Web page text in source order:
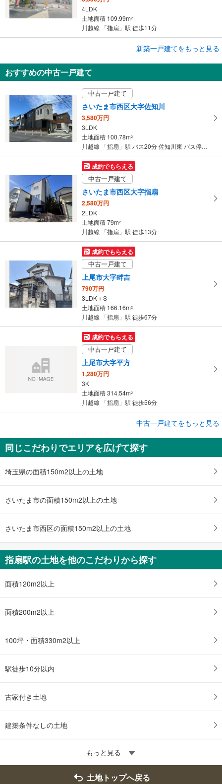
4LDK
土地面積 109.99m2
川越線 「指扇」駅 徒歩11分
さいたま市西区大字西遊馬
3LDK
土地面積 109.11m
川越線 「指扇」駅 徒歩11分
新築一戸建てをもっと見る
おすすめの中古一戸建て
中古一戸建て
さいたま市西区大字佐知川
3,580万円
3LDK
土地面積 100.78m2
川越線 「指扇」駅 バス20分 佐知川東 バス停下車 徒歩9分
成約でもらえる
中古一戸建て
さいたま市西区大字指扇
2,580万円
2LDK
土地面積 79m2
川越線 「指扇」駅 徒歩13分
成約でもらえる
中古一戸建て
上尾市大字畔吉
790万円
3LDK＋S
土地面積 166.16m2
川越線 「指扇」駅 徒歩67分
成約でもらえる
中古一戸建て
上尾市大字平方
1,280万円
3K
土地面積 314.54m2
川越線 「指扇」駅 徒歩56分
さいたま市西区大字指扇
3,980万円
5LDK以上
土地面積 110.08m
川越線 「指扇」駅 徒歩25分
中古一戸建てをもっと見る
同じこだわりでエリアを広げて探す
埼玉県の面積150m2以上の土地
さいたま市の面積150m2以上の土地
さいたま市西区の面積150m2以上の土地
指扇駅の土地を他のこだわりから探す
面積120m2以上
面積200m2以上
100坪・面積330m2以上
駅徒歩10分以内
古家付き土地
建築条件なしの土地
もっと見る
土地トップへ戻る